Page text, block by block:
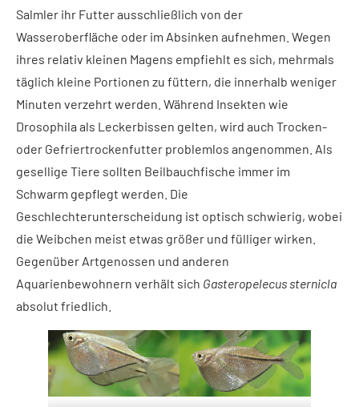
Salmler ihr Futter ausschließlich von der
Wasseroberfläche oder im Absinken aufnehmen. Wegen
ihres relativ kleinen Magens empfiehlt es sich, mehrmals
täglich kleine Portionen zu füttern, die innerhalb weniger
Minuten verzehrt werden. Während Insekten wie
Drosophila als Leckerbissen gelten, wird auch Trocken-
oder Gefriertrockenfutter problemlos angenommen. Als
gesellige Tiere sollten Beilbauchfische immer im
Schwarm gepflegt werden. Die
Geschlechterunterscheidung ist optisch schwierig, wobei
die Weibchen meist etwas größer und fülliger wirken.
Gegenüber Artgenossen und anderen
Aquarienbewohnern verhält sich Gasteropelecus sternicla
absolut friedlich.